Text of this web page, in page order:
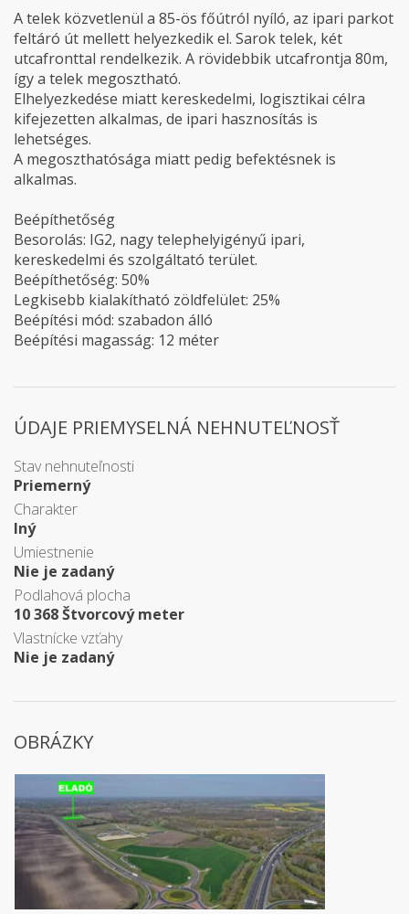
A telek közvetlenül a 85-ös főútról nyíló, az ipari parkot
feltáró út mellett helyezkedik el. Sarok telek, két
utcafronttal rendelkezik. A rövidebbik utcafrontja 80m,
így a telek megosztható.
Elhelyezkedése miatt kereskedelmi, logisztikai célra
kifejezetten alkalmas, de ipari hasznosítás is
lehetséges.
A megoszthatósága miatt pedig befektésnek is
alkalmas.
Beépíthetőség
Besorolás: IG2, nagy telephelyigényű ipari,
kereskedelmi és szolgáltató terület.
Beépíthetőség: 50%
Legkisebb kialakítható zöldfelület: 25%
Beépítési mód: szabadon álló
Beépítési magasság: 12 méter
ÚDAJE PRIEMYSELNÁ NEHNUTEĽNOSŤ
Stav nehnuteľnosti
Priemerný
Charakter
Iný
Umiestnenie
Nie je zadaný
Podlahová plocha
10 368 Štvorcový meter
Vlastnícke vzťahy
Nie je zadaný
OBRÁZKY